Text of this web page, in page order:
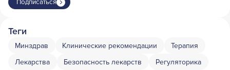
Подписаться
Теги
Минздрав Клинические рекомендации
Терапия
Лекарства
Безопасность лекарств
Регуляторика